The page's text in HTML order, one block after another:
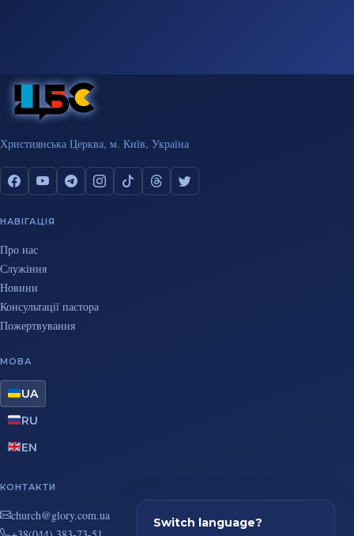
Християнська Церква, м. Київ, Україна
НАВІГАЦІЯ
Про нас
Служіння
Новини
Консультації пастора
Пожертвування
МОВА
UA
RU
EN
КОНТАКТИ
au.moc.yrolg@hcruhc
Switch language?